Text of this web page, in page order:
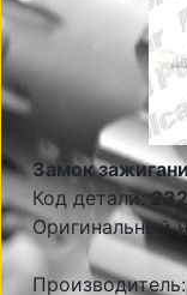
Замок
Код детали:
Оригинальный
Производитель: